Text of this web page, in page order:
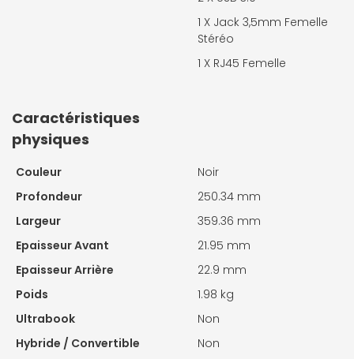
1 X Jack 3,5mm Femelle
Stéréo
1 X RJ45 Femelle
Caractéristiques
physiques
Couleur
Noir
Profondeur
250.34 mm
Largeur
359.36 mm
Epaisseur Avant
21.95 mm
Epaisseur Arrière
22.9 mm
Poids
1.98 kg
Ultrabook
Non
Hybride / Convertible
Non